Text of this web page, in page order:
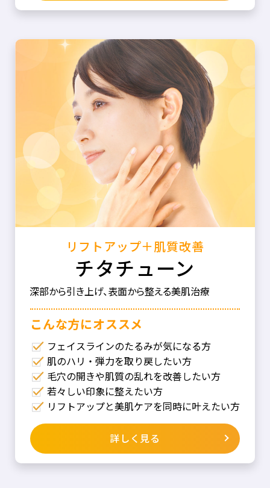
リフトアップ＋肌質改善
チタチューン
深部から引き上げ、表面から整える美肌治療
こんな⽅にオススメ
フェイスラインのたるみが気になる方
肌のハリ・弾力を取り戻したい方
毛穴の開きや肌質の乱れを改善したい方
若々しい印象に整えたい方
リフトアップと美肌ケアを同時に叶えたい方
詳しく見る